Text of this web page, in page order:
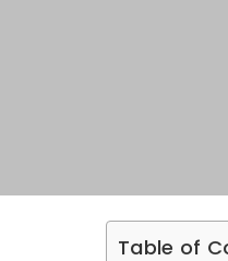
Table of